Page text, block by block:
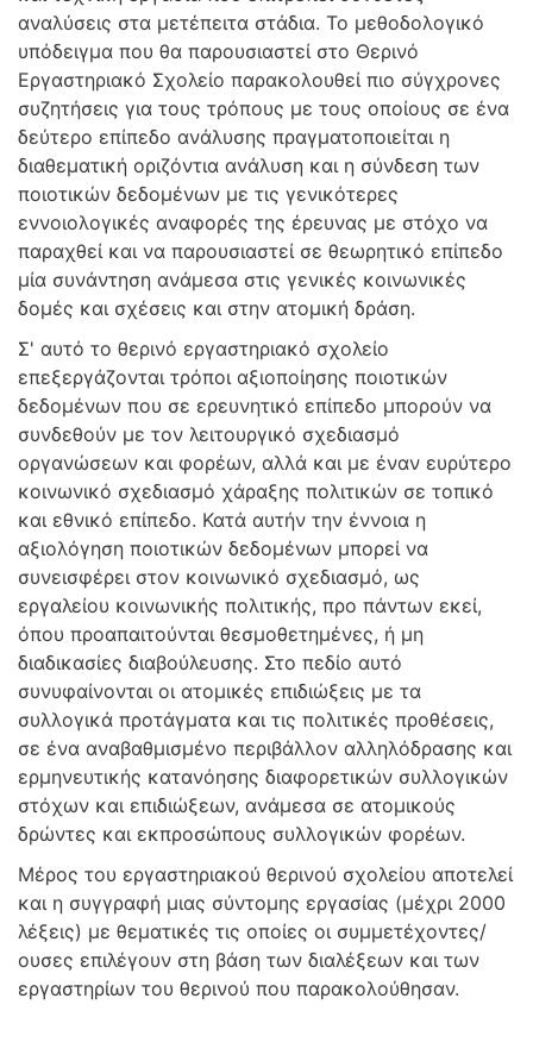
αναλύσεις στα μετέπειτα στάδια. Το μεθοδολογικό
υπόδειγμα που θα παρουσιαστεί στο Θερινό
Εργαστηριακό Σχολείο παρακολουθεί πιο σύγχρονες
συζητήσεις για τους τρόπους με τους οποίους σε ένα
δεύτερο επίπεδο ανάλυσης πραγματοποιείται η
διαθεματική οριζόντια ανάλυση και η σύνδεση των
ποιοτικών δεδομένων με τις γενικότερες
εννοιολογικές αναφορές της έρευνας με στόχο να
παραχθεί και να παρουσιαστεί σε θεωρητικό επίπεδο
μία συνάντηση ανάμεσα στις γενικές κοινωνικές
δομές και σχέσεις και στην ατομική δράση.
Σ' αυτό το θερινό εργαστηριακό σχολείο
επεξεργάζονται τρόποι αξιοποίησης ποιοτικών
δεδομένων που σε ερευνητικό επίπεδο μπορούν να
συνδεθούν με τον λειτουργικό σχεδιασμό
οργανώσεων και φορέων, αλλά και με έναν ευρύτερο
κοινωνικό σχεδιασμό χάραξης πολιτικών σε τοπικό
και εθνικό επίπεδο. Κατά αυτήν την έννοια η
αξιολόγηση ποιοτικών δεδομένων μπορεί να
συνεισφέρει στον κοινωνικό σχεδιασμό, ως
εργαλείου κοινωνικής πολιτικής, προ πάντων εκεί,
όπου προαπαιτούνται θεσμοθετημένες, ή μη
διαδικασίες διαβούλευσης. Στο πεδίο αυτό
συνυφαίνονται οι ατομικές επιδιώξεις με τα
συλλογικά προτάγματα και τις πολιτικές προθέσεις,
σε ένα αναβαθμισμένο περιβάλλον αλληλόδρασης και
ερμηνευτικής κατανόησης διαφορετικών συλλογικών
στόχων και επιδιώξεων, ανάμεσα σε ατομικούς
δρώντες και εκπροσώπους συλλογικών φορέων.
Μέρος του εργαστηριακού θερινού σχολείου αποτελεί
και η συγγραφή μιας σύντομης εργασίας (μέχρι 2000
λέξεις) με θεματικές τις οποίες οι συμμετέχοντες/
ουσες επιλέγουν στη βάση των διαλέξεων και των
εργαστηρίων του θερινού που παρακολούθησαν.